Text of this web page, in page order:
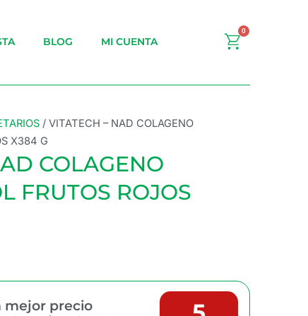
BLOG MI CUENTA
0
Carrito
/ VITATECH – NAD COLAGENO
X384 G
COLAGENO
FRUTOS ROJOS
mejor precio